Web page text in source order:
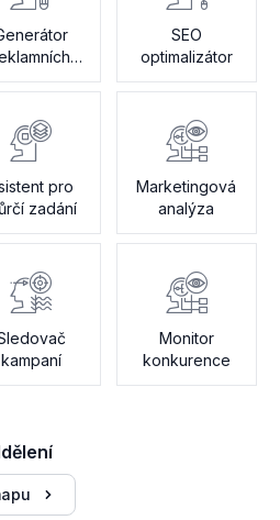
textů
SEO
optimalizátor
pro
zadání
Marketingová
analýza
kampaní
Monitor
konkurence